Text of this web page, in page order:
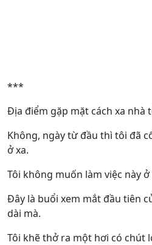
***
Địa điểm gặp mặt cách xa nhà
Không, ngày từ đầu thì tôi đã
ở xa.
Tôi không muốn làm việc này
Đây là buổi xem mắt đầu tiên
dài mà.
Tôi khẽ thở ra một hơi có chút